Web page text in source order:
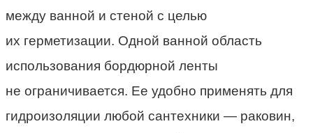
между ванной и стеной с целью
их герметизации. Одной ванной область
использования бордюрной ленты
не ограничивается. Ее удобно применять для
гидроизоляции любой сантехники — раковин,